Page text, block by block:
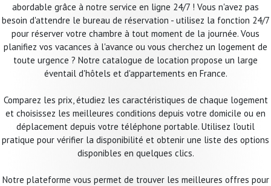
abordable grâce à notre service en ligne 24/7 ! Vous n'avez pas
besoin d'attendre le bureau de réservation - utilisez la fonction 24/7
pour réserver votre chambre à tout moment de la journée. Vous
planifiez vos vacances à l'avance ou vous cherchez un logement de
toute urgence ? Notre catalogue de location propose un large
éventail d'hôtels et d'appartements en France.
Comparez les prix, étudiez les caractéristiques de chaque logement
et choisissez les meilleures conditions depuis votre domicile ou en
déplacement depuis votre téléphone portable. Utilisez l'outil
pratique pour vérifier la disponibilité et obtenir une liste des options
disponibles en quelques clics.
Notre plateforme vous permet de trouver les meilleures offres pour